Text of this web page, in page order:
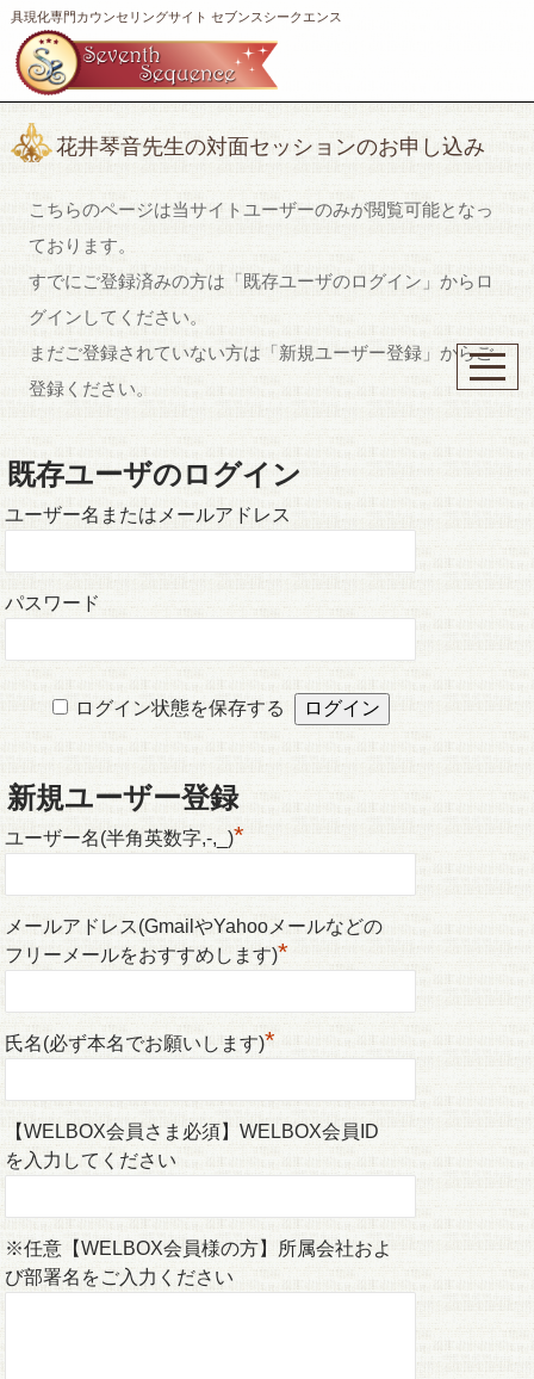
具現化専門カウンセリングサイト セブンスシークエンス
花井琴音先生の対面セッションのお申し込み
こちらのページは当サイトユーザーのみが閲覧可能となっ
ております。
すでにご登録済みの方は「既存ユーザのログイン」からロ
グインしてください。
まだご登録されていない方は「新規ユーザー登録」からご
登録ください。
既存ユーザのログイン
ユーザー名またはメールアドレス
パスワード
ログイン状態を保存する
新規ユーザー登録
ユーザー名(半角英数字,-,_)*
メールアドレス(GmailやYahooメールなどの
フリーメールをおすすめします)*
氏名(必ず本名でお願いします)*
【WELBOX会員さま必須】WELBOX会員ID
を入力してください
※任意【WELBOX会員様の方】所属会社およ
び部署名をご入力ください